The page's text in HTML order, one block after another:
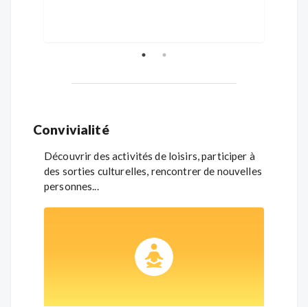
Convivialité
Découvrir des activités de loisirs, participer à
des sorties culturelles, rencontrer de nouvelles
personnes...